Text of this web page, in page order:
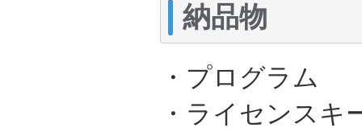
納品物
・プログラム
・ライセンスキ